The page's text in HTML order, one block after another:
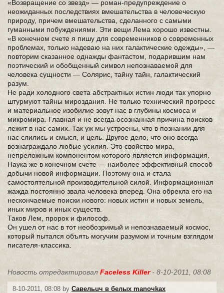
«Возвращение со звезд» — роман-предупреждение о
неожиданных последствиях вмешательства в человеческую
природу, причем вмешательства, сделанного с самыми
гуманными побуждениями. Эти вещи Лема хорошо известны.
«В конечном счете я пишу для современников о современных
проблемах, только надеваю на них галактические одежды», —
повторим сказанное однажды фантастом, подарившим нам
поэтический и обобщенный символ непознаваемой для
человека сущности — Солярис, тайну тайн, галактический
разум.
Не ради холодного света абстрактных истин люди так упорно
штурмуют тайны мироздания. Не только технический прогресс
и материальное изобилие зовут нас в глубины космоса и
микромира. Главная и не всегда осознанная причина поисков
лежит в нас самих. Так уж мы устроены, что в познании для
нас слились и смысл, и цель. Другое дело, что оно всегда
вознаграждало любые усилия. Это свойство мира,
непреложным компонентом которого является информация.
Наука же в конечном счете — наиболее эффективный способ
добычи новой информации. Поэтому она и стала
самостоятельной производительной силой. Информационная
жажда постоянно звала человека вперед. Она обрекла его на
нескончаемые поиски нового: новых истин и новых земель,
иных миров и иных существ.
Таков Лем, пророк и философ.
Он ушел от нас в тот необозримый и непознаваемый космос,
который пытался объять могучим разумом и точным взглядом
писателя-классика.
Новость отредактировал Faceless Killer- 8-10-2011, 08:08
8-10-2011, 08:08 by Савельuч в белых mаnочkax